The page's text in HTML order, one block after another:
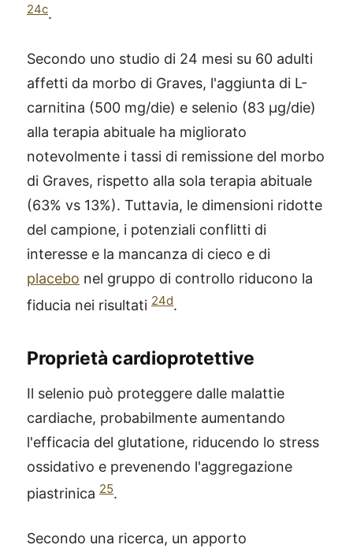
24c.
Secondo uno studio di 24 mesi su 60 adulti
affetti da morbo di Graves, l'aggiunta di L-
carnitina (500 mg/die) e selenio (83 µg/die)
alla terapia abituale ha migliorato
notevolmente i tassi di remissione del morbo
di Graves, rispetto alla sola terapia abituale
(63% vs 13%). Tuttavia, le dimensioni ridotte
del campione, i potenziali conflitti di
interesse e la mancanza di cieco e di
placebo nel gruppo di controllo riducono la
fiducia nei risultati 24d.
Proprietà cardioprotettive
Il selenio può proteggere dalle malattie
cardiache, probabilmente aumentando
l'efficacia del glutatione, riducendo lo stress
ossidativo e prevenendo l'aggregazione
piastrinica 25.
Secondo una ricerca, un apporto